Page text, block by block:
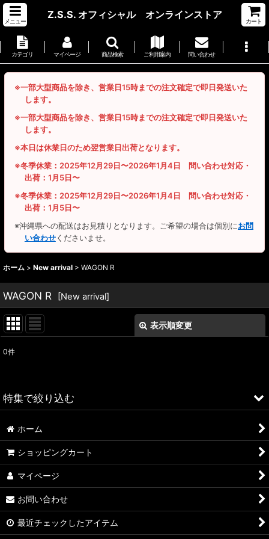
メニュー
Z.S.S. オフィシャル オンラインストア
カート
カテゴリ マイページ 商品検索 ご利用案内 問い合わせ
※一部大型商品を除き、営業日15時までの注文確定で即日発送いた
します。
※一部大型商品を除き、営業日15時までの注文確定で即日発送いた
します。
※本日は休業日のため翌営業日出荷となります。
※冬季休業：2025年12月29日〜2026年1月4日 問い合わせ対応・
出荷：1月5日〜
※冬季休業：2025年12月29日〜2026年1月4日 問い合わせ対応・
出荷：1月5日〜
※沖縄県への配送はお見積りとなります。ご希望の場合は個別にお問
い合わせくださいませ。
ホーム > New arrival > WAGON R
WAGON R [New arrival]
表示順変更
並び順:
0件
特集で絞り込む
ALFA ROMEO > 156
ALFA ROMEO > 147
ALFA ROMEO > 159
A4
ホーム
ショッピングカート
マイページ
お問い合わせ
最近チェックしたアイテム